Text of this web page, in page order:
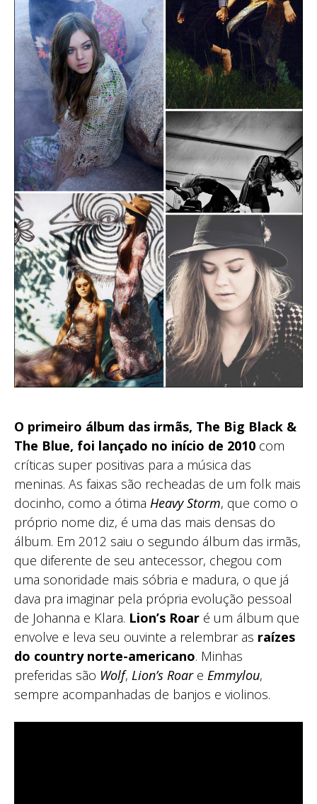
O primeiro álbum das irmãs, The Big Black &
The Blue, foi lançado no início de 2010 com
críticas super positivas para a música das
meninas. As faixas são recheadas de um folk mais
docinho, como a ótima Heavy Storm, que como o
próprio nome diz, é uma das mais densas do
álbum. Em 2012 saiu o segundo álbum das irmãs,
que diferente de seu antecessor, chegou com
uma sonoridade mais sóbria e madura, o que já
dava pra imaginar pela própria evolução pessoal
de Johanna e Klara. Lion’s Roar é um álbum que
envolve e leva seu ouvinte a relembrar as raízes
do country norte-americano. Minhas
preferidas são Wolf, Lion’s Roare Emmylou,
sempre acompanhadas de banjos e violinos.